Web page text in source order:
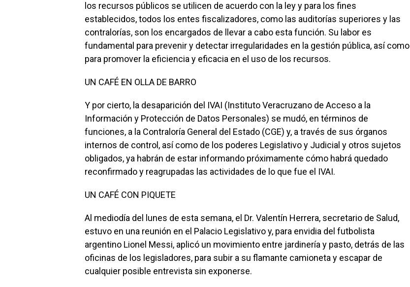
los recursos públicos se utilicen de acuerdo con la ley y para los fines
establecidos, todos los entes fiscalizadores, como las auditorías superiores y las
contralorías, son los encargados de llevar a cabo esta función. Su labor es
fundamental para prevenir y detectar irregularidades en la gestión pública, así como
para promover la eficiencia y eficacia en el uso de los recursos.
UN CAFÉ EN OLLA DE BARRO
Y por cierto, la desaparición del IVAI (Instituto Veracruzano de Acceso a la
Información y Protección de Datos Personales) se mudó, en términos de
funciones, a la Contraloría General del Estado (CGE) y, a través de sus órganos
internos de control, así como de los poderes Legislativo y Judicial y otros sujetos
obligados, ya habrán de estar informando próximamente cómo habrá quedado
reconfirmado y reagrupadas las actividades de lo que fue el IVAI.
UN CAFÉ CON PIQUETE
Al mediodía del lunes de esta semana, el Dr. Valentín Herrera, secretario de Salud,
estuvo en una reunión en el Palacio Legislativo y, para envidia del futbolista
argentino Lionel Messi, aplicó un movimiento entre jardinería y pasto, detrás de las
oficinas de los legisladores, para subir a su flamante camioneta y escapar de
cualquier posible entrevista sin exponerse.